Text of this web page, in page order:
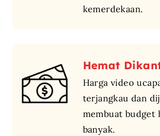
kemerdekaan.
Hemat
Harga video
terjangkau dan
membuat budget
banyak.